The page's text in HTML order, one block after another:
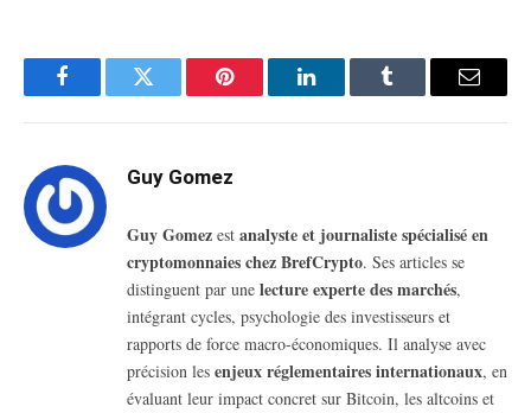
FacebookTwitter Pinterest LinkedInTumblr Email
Guy Gomez
Guy Gomez est analyste et journaliste spécialisé en
cryptomonnaies chez BrefCrypto. Ses articles se
distinguent par une lecture experte des marchés,
intégrant cycles, psychologie des investisseurs et
rapports de force macro-économiques. Il analyse avec
précision les enjeux réglementaires internationaux, en
évaluant leur impact concret sur Bitcoin, les altcoins et